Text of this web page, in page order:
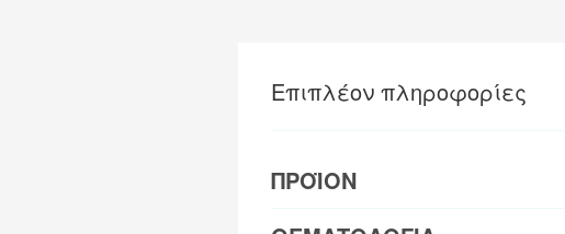
Επιπλέον πληροφορίες
ΠΡΟΪΟΝ